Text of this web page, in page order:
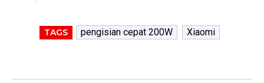
TAGS pengisian cepat 200W Xiaomi